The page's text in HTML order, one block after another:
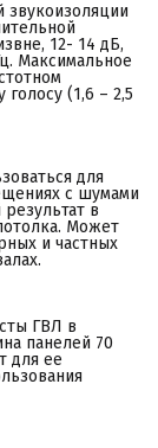
12- 14 дБ,
Максимальное
(1,6 – 2,5
для
с шумами
в
Может
и частных
ГВЛ в
панелей 70
для ее